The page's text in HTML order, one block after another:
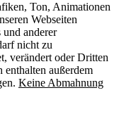
Ton, Animationen
Webseiten
und anderer
nicht zu
verändert oder Dritten
außerdem
Keine Abmahnung